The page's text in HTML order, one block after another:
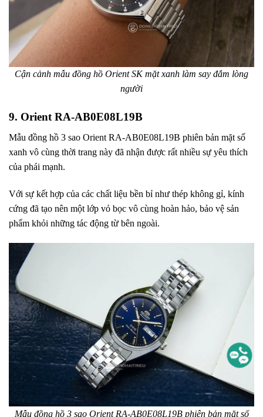
Cận cảnh mẫu đồng hồ Orient SK mặt xanh làm say đắm lòng
người
9. Orient RA-AB0E08L19B
Mẫu đồng hồ 3 sao Orient RA-AB0E08L19B phiên bản mặt số
xanh vô cùng thời trang này đã nhận được rất nhiều sự yêu thích
của phái mạnh.
Với sự kết hợp của các chất liệu bền bỉ như thép không gỉ, kính
cứng đã tạo nên một lớp vỏ bọc vô cùng hoàn hảo, bảo vệ sản
phẩm khỏi những tác động từ bên ngoài.
Mẫu đồng hồ 3 sao Orient RA-AB0E08L19B phiên bản mặt số